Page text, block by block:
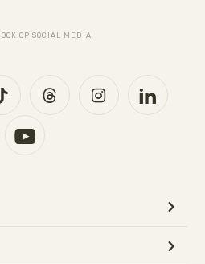
OOK OP SOCIAL MEDIA